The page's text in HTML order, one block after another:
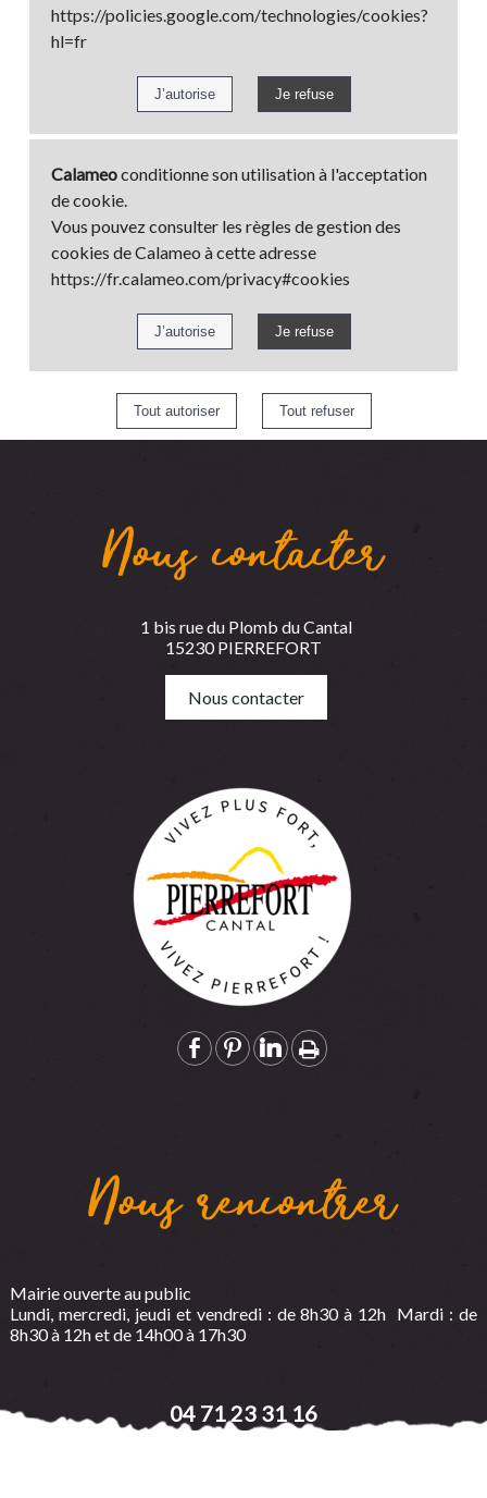
https://policies.google.com/technologies/cookies?
hl=fr
Calameoconditionne son utilisation à l'acceptation
de cookie.
Vous pouvez consulter les règles de gestion des
cookies de Calameo à cette adresse
https://fr.calameo.com/privacy#cookies
Nous contacter
1 bis rue du Plomb du Cantal
15230 PIERREFORT
Nous contacter
Nous rencontrer
Mairie ouverte au public
Lundi, mercredi, jeudi et vendredi : de 8h30 à 12h Mardi : de
8h30 à 12h et de 14h00 à 17h30
04 71 23 31 16